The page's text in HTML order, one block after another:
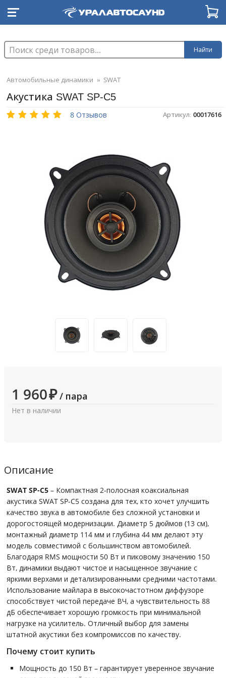
Найти
Автомобильные динамики » SWAT
Акустика SWAT SP-C5
8 Отзывов Артикул: 00017616
1 960₽ / пара
Нет в наличии
Описание
SWAT SP-C5 – Компактная 2-полосная коаксиальная
акустика SWAT SP-C5 создана для тех, кто хочет улучшить
качество звука в автомобиле без сложной установки и
дорогостоящей модернизации. Диаметр 5 дюймов (13 см),
монтажный диаметр 114 мм и глубина 44 мм делают эту
модель совместимой с большинством автомобилей.
Благодаря RMS мощности 50 Вт и пиковому значению 150
Вт, динамики выдают чистое и насыщенное звучание с
яркими верхами и детализированными средними частотами.
Использование майлара в высокочастотном диффузоре
способствует чистой передаче ВЧ, а чувствительность 88
дБ обеспечивает хорошую громкость при минимальной
нагрузке на усилитель. Отличный выбор для замены
штатной акустики без компромиссов по качеству.
Почему стоит купить
Мощность до 150 Вт – гарантирует уверенное звучание